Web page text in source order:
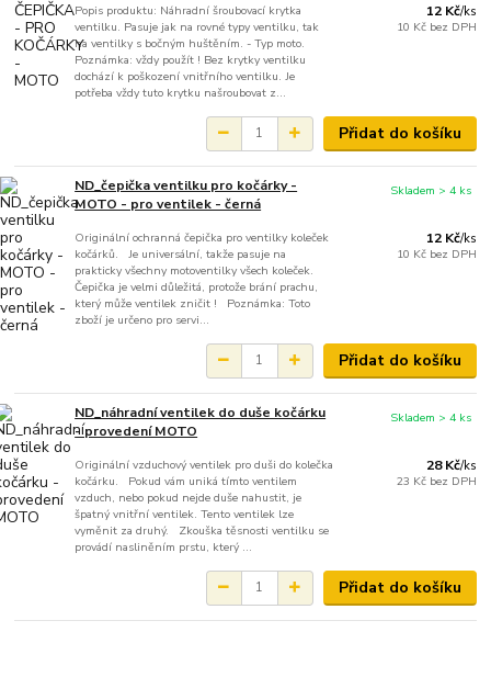
Popis produktu: Náhradní šroubovací krytka
ventilku. Pasuje jak na rovné typy ventilku, tak
na ventilky s bočným huštěním. - Typ moto.
Poznámka: vždy použít ! Bez krytky ventilku
dochází k poškození vnitřního ventilku. Je
potřeba vždy tuto krytku našroubovat z...
12 Kč/ks
10 Kč bez DPH
Přidat do košíku
ND_čepička ventilku pro kočárky -
MOTO - pro ventilek - černá
Originální ochranná čepička pro ventilky koleček
kočárků. Je universální, takže pasuje na
prakticky všechny motoventilky všech koleček.
Čepička je velmi důležitá, protože brání prachu,
který může ventilek zničit ! Poznámka: Toto
zboží je určeno pro servi...
12 Kč/ks
10 Kč bez DPH
Skladem > 4 ks
Přidat do košíku
ND_náhradní ventilek do duše kočárku
- provedení MOTO
Originální vzduchový ventilek pro duši do kolečka
kočárku. Pokud vám uniká tímto ventilem
vzduch, nebo pokud nejde duše nahustit, je
špatný vnitřní ventilek. Tento ventilek lze
vyměnit za druhý. Zkouška těsnosti ventilku se
provádí nasliněním prstu, který ...
28 Kč/ks
23 Kč bez DPH
Skladem > 4 ks
Přidat do košíku